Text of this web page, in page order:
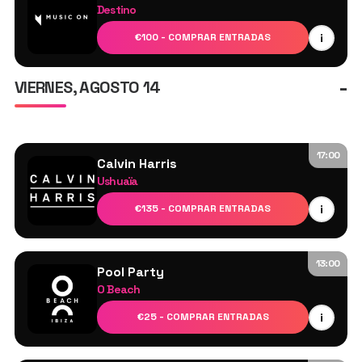
DJ Cameo
Lucy Jane
Destino
€100 - COMPRAR ENTRADAS i
Adriatique
Marco Carola
Rendher
Toman
VIERNES, AGOSTO 14 -
17:00
Calvin Harris
Ushuaïa
€135 - COMPRAR ENTRADAS i
Calvin Harris
MK
Tyson O’Brien
13:00
Pool Party
O Beach
€25 - COMPRAR ENTRADAS i
DJ Cameo
Jamie Love
Lucy Jane